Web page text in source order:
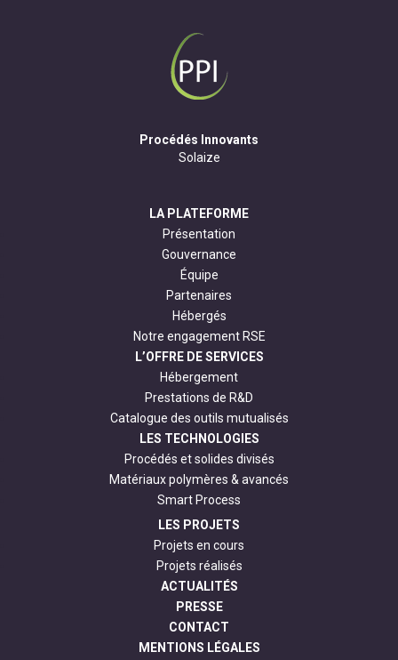
Procédés Innovants
Solaize
LA PLATEFORME
Présentation
Gouvernance
Équipe
Partenaires
Hébergés
Notre engagement RSE
L’OFFRE DE SERVICES
Hébergement
Prestations de R&D
Catalogue des outils mutualisés
LES TECHNOLOGIES
Procédés et solides divisés
Matériaux polymères & avancés
Smart Process
LES PROJETS
Projets en cours
Projets réalisés
ACTUALITÉS
PRESSE
CONTACT
MENTIONS LÉGALES